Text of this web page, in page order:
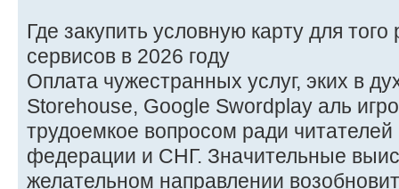
Где закупить условную карту для
сервисов в 2026 году
Оплата чужестранных услуг, эких в
Storehouse, Google Swordplay аль
трудоемкое вопросом ради читателей
федерации и СНГ. Значительные
желательном направлении